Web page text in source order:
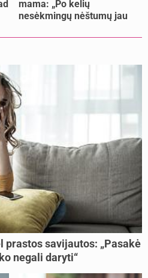
mama: „Po kelių
nesėkmingų nėštumų jau
prastos savijautos: „Pasakė
negali daryti“